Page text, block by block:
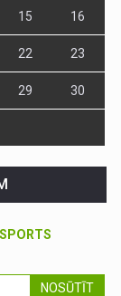
15 16
22 23
29 30
SPORTS
NOSŪTĪT